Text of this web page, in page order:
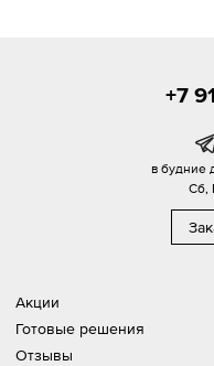
Акции
Готовые решения
Отзывы
+7
в будние
Сб,